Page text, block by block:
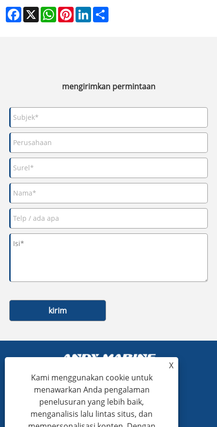
Facebook
X WhatsAppPinterestLinkedIn
mengirimkan permintaan
kirim
+86-15865772126
andy@hardwaremarine.com
X
Kami menggunakan cookie untuk
menawarkan Anda pengalaman
penelusuran yang lebih baik,
menganalisis lalu lintas situs, dan